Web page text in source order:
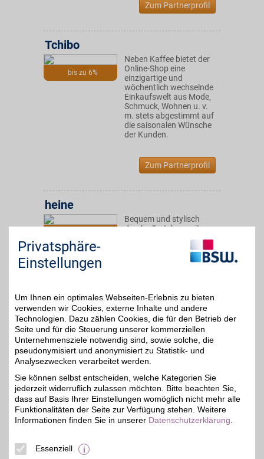
Zum Partnerprofil
bis zu 6%
Tchibo
Neben Kaffee bietet der
Online-Shop eine
einzigartige und
wöchentlich wechselnde
Einkaufswelt aus Mode,
Schmuck, Wohnen u. v.
m. stets abgestimmt auf
die saisonalen Wünsche
der Kunden.
Zum Partnerprofil
heine
Bequem und stylisch
durch alle Jahreszeiten:
Unser Partner hat ein
weitreichendes Sortiment
von Bekleidung, Schuhen,
Bestellung zusätzlich.
Zum Partnerprofil
bis zu 8%
Marc O'Polo
Lässig, urban,
anspruchsvoll und
elegant: Marc O'Polo ist
bekannt für seine
Premium casual Mode.
Modebewusste mit
Privatsphäre-
Einstellungen
Um Ihnen ein optimales Webseiten-Erlebnis zu bieten
verwenden wir Cookies, externe Inhalte und andere
Technologien. Dazu zählen Cookies, die für den Betrieb der
Seite und für die Steuerung unserer kommerziellen
Unternehmensziele notwendig sind, sowie solche, die
pseudonymisiert und anonymisiert zu Statistik- und
Analysezwecken verarbeitet werden.
Sie können selbst entscheiden, welche Kategorien Sie
jederzeit widerruflich zulassen möchten. Bitte beachten Sie,
dass auf Basis Ihrer Einstellungen womöglich nicht mehr alle
Funktionalitäten der Seite zur Verfügung stehen. Weitere
Informationen finden Sie in unserer Datenschutzerklärung
Essenziell